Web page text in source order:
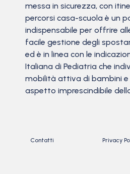
messa in sicurezza, con
percorsi casa-scuola è un
indispensabile per offrire
facile gestione degli
ed è in linea con le
Italiana di Pediatria che
mobilità attiva di bambini e
aspetto imprescindibile
Contatti Privacy